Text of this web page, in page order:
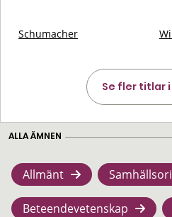
Schumacher
Se fler titlar
ALLA ÄMNEN
Allmänt
Beteendevetenskap